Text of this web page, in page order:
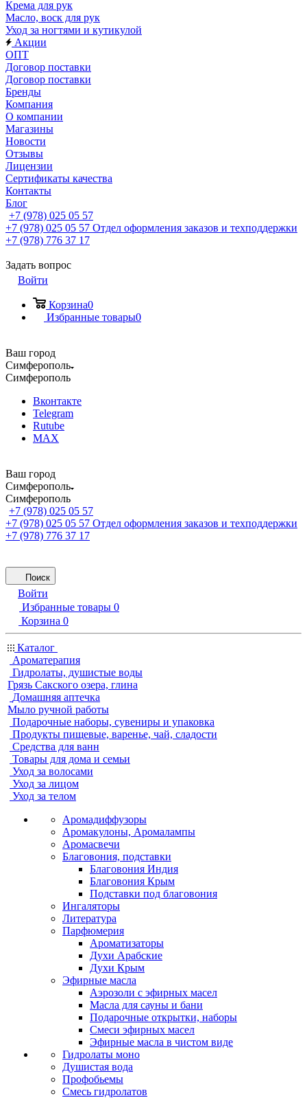
Крема для рук
Масло, воск для рук
Уход за ногтями и кутикулой
Акции
ОПТ
Договор поставки
Договор поставки
Бренды
Компания
О компании
Магазины
Новости
Отзывы
Лицензии
Сертификаты качества
Контакты
Блог
+7 (978) 025 05 57
+7 (978) 025 05 57 Отдел оформления заказов и техподдержки
+7 (978) 776 37 17
Задать вопрос
Войти
Корзина0
Избранные товары0
Ваш город
Симферополь
Симферополь
Вконтакте
Telegram
Rutube
MAX
Ваш город
Симферополь
Симферополь
+7 (978) 025 05 57
+7 (978) 025 05 57 Отдел оформления заказов и техподдержки
+7 (978) 776 37 17
Поиск
Войти
Избранные товары 0
Корзина 0
Каталог
Ароматерапия
Гидролаты, душистые воды
Грязь Сакского озера, глина
Домашняя аптечка
Мыло ручной работы
Подарочные наборы, сувениры и упаковка
Продукты пищевые, варенье, чай, сладости
Средства для ванн
Товары для дома и семьи
Уход за волосами
Уход за лицом
Уход за телом
Аромадиффузоры
Аромакулоны, Аромалампы
Аромасвечи
Благовония, подставки
Благовония Индия
Благовония Крым
Подставки под благовония
Ингаляторы
Литература
Парфюмерия
Ароматизаторы
Духи Арабские
Духи Крым
Эфирные масла
Аэрозоли с эфирных масел
Масла для сауны и бани
Подарочные открытки, наборы
Смеси эфирных масел
Эфирные масла в чистом виде
Гидролаты моно
Душистая вода
Профобьемы
Смесь гидролатов